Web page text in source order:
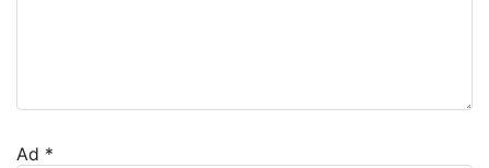
Ad *